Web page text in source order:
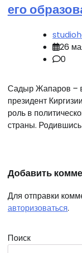
его
26
0
Садыр Жапаров –
президент
роль в
страны.
Добавить
Для отправки
авторизоваться.
Поиск